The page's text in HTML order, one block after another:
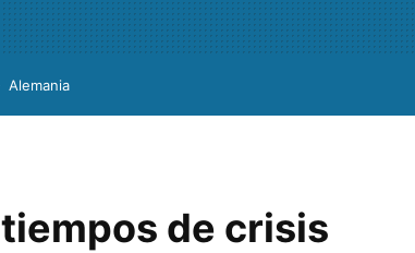
Alemania
de crisis